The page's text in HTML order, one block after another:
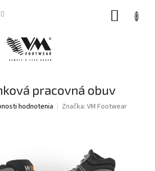
pracovná obuv
hodnotenia Značka: VM Footwear